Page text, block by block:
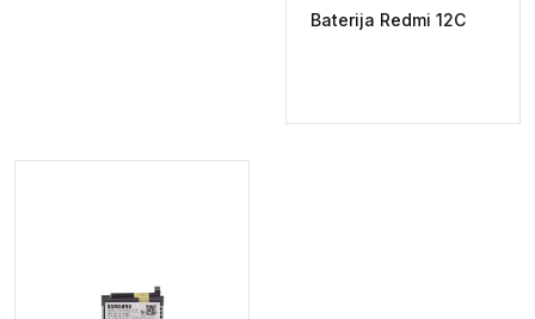
Baterija Redmi 12C